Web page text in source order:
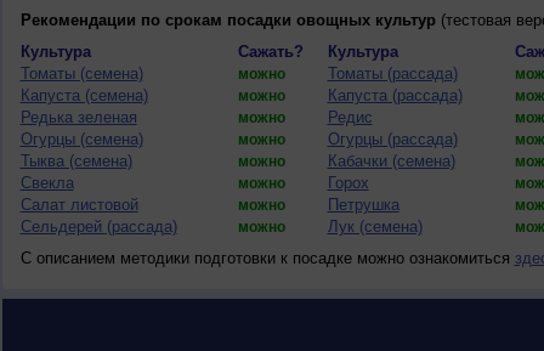
Рекомендации по срокам посадки овощных культур(тестовая
Культура
Сажать? Культура
Томаты (семена)
можно Томаты (рассада)
Капуста (семена) можно Капуста (рассада)
Редька зеленая можно Редис
Огурцы (семена) можно Огурцы (рассада)
Тыква (семена) можно Кабачки (семена)
Свекла можно Горох
Салат листовой можно Петрушка
Сельдерей (рассада) можно Лук (семена)
С описанием методики подготовки к посадке можно ознакомиться